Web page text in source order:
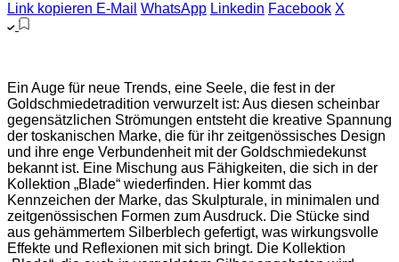
Link kopieren E-Mail WhatsApp Linkedin Facebook X
Ein Auge für neue Trends, eine Seele, die fest in der
Goldschmiedetradition verwurzelt ist: Aus diesen scheinbar
gegensätzlichen Strömungen entsteht die kreative Spannung
der toskanischen Marke, die für ihr zeitgenössisches Design
und ihre enge Verbundenheit mit der Goldschmiedekunst
bekannt ist. Eine Mischung aus Fähigkeiten, die sich in der
Kollektion „Blade“ wiederfinden. Hier kommt das
Kennzeichen der Marke, das Skulpturale, in minimalen und
zeitgenössischen Formen zum Ausdruck. Die Stücke sind
aus gehämmertem Silberblech gefertigt, was wirkungsvolle
Effekte und Reflexionen mit sich bringt. Die Kollektion